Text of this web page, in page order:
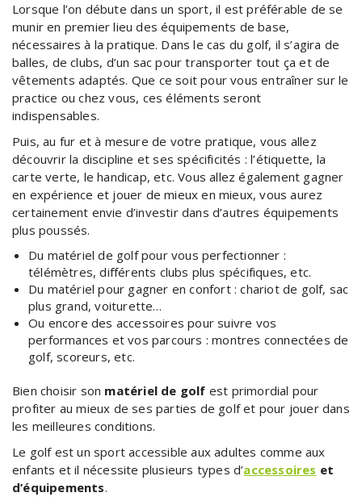
Lorsque l’on débute dans un sport, il est préférable de se
munir en premier lieu des équipements de base,
nécessaires à la pratique. Dans le cas du golf, il s’agira de
balles, de clubs, d’un sac pour transporter tout ça et de
vêtements adaptés. Que ce soit pour vous entraîner sur le
practice ou chez vous, ces éléments seront
indispensables.
Puis, au fur et à mesure de votre pratique, vous allez
découvrir la discipline et ses spécificités : l’étiquette, la
carte verte, le handicap, etc. Vous allez également gagner
en expérience et jouer de mieux en mieux, vous aurez
certainement envie d’investir dans d’autres équipements
plus poussés.
Du matériel de golf pour vous perfectionner :
télémètres, différents clubs plus spécifiques, etc.
Du matériel pour gagner en confort : chariot de golf, sac
plus grand, voiturette…
Ou encore des accessoires pour suivre vos
performances et vos parcours : montres connectées de
golf, scoreurs, etc.
Bien choisir son matériel de golf est primordial pour
profiter au mieux de ses parties de golf et pour jouer dans
les meilleures conditions.
Le golf est un sport accessible aux adultes comme aux
enfants et il nécessite plusieurs types d’accessoires et
d’équipements.